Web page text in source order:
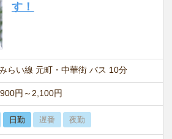
す！
らい線 元町・中華街 バス 10分
円～2,100円
日勤 遅番 夜勤